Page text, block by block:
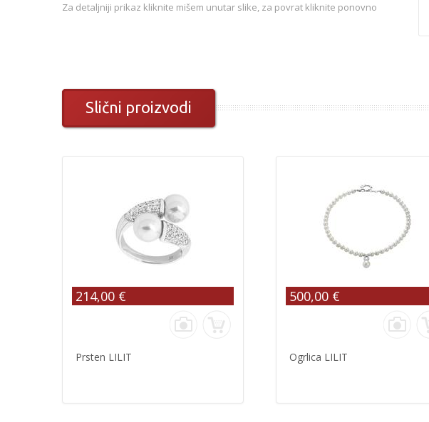
Za detaljniji prikaz kliknite mišem unutar slike, za povrat kliknite ponovno
Slični proizvodi
214,00 €
Prsten LILIT
500,00 €
Ogrlica LILIT